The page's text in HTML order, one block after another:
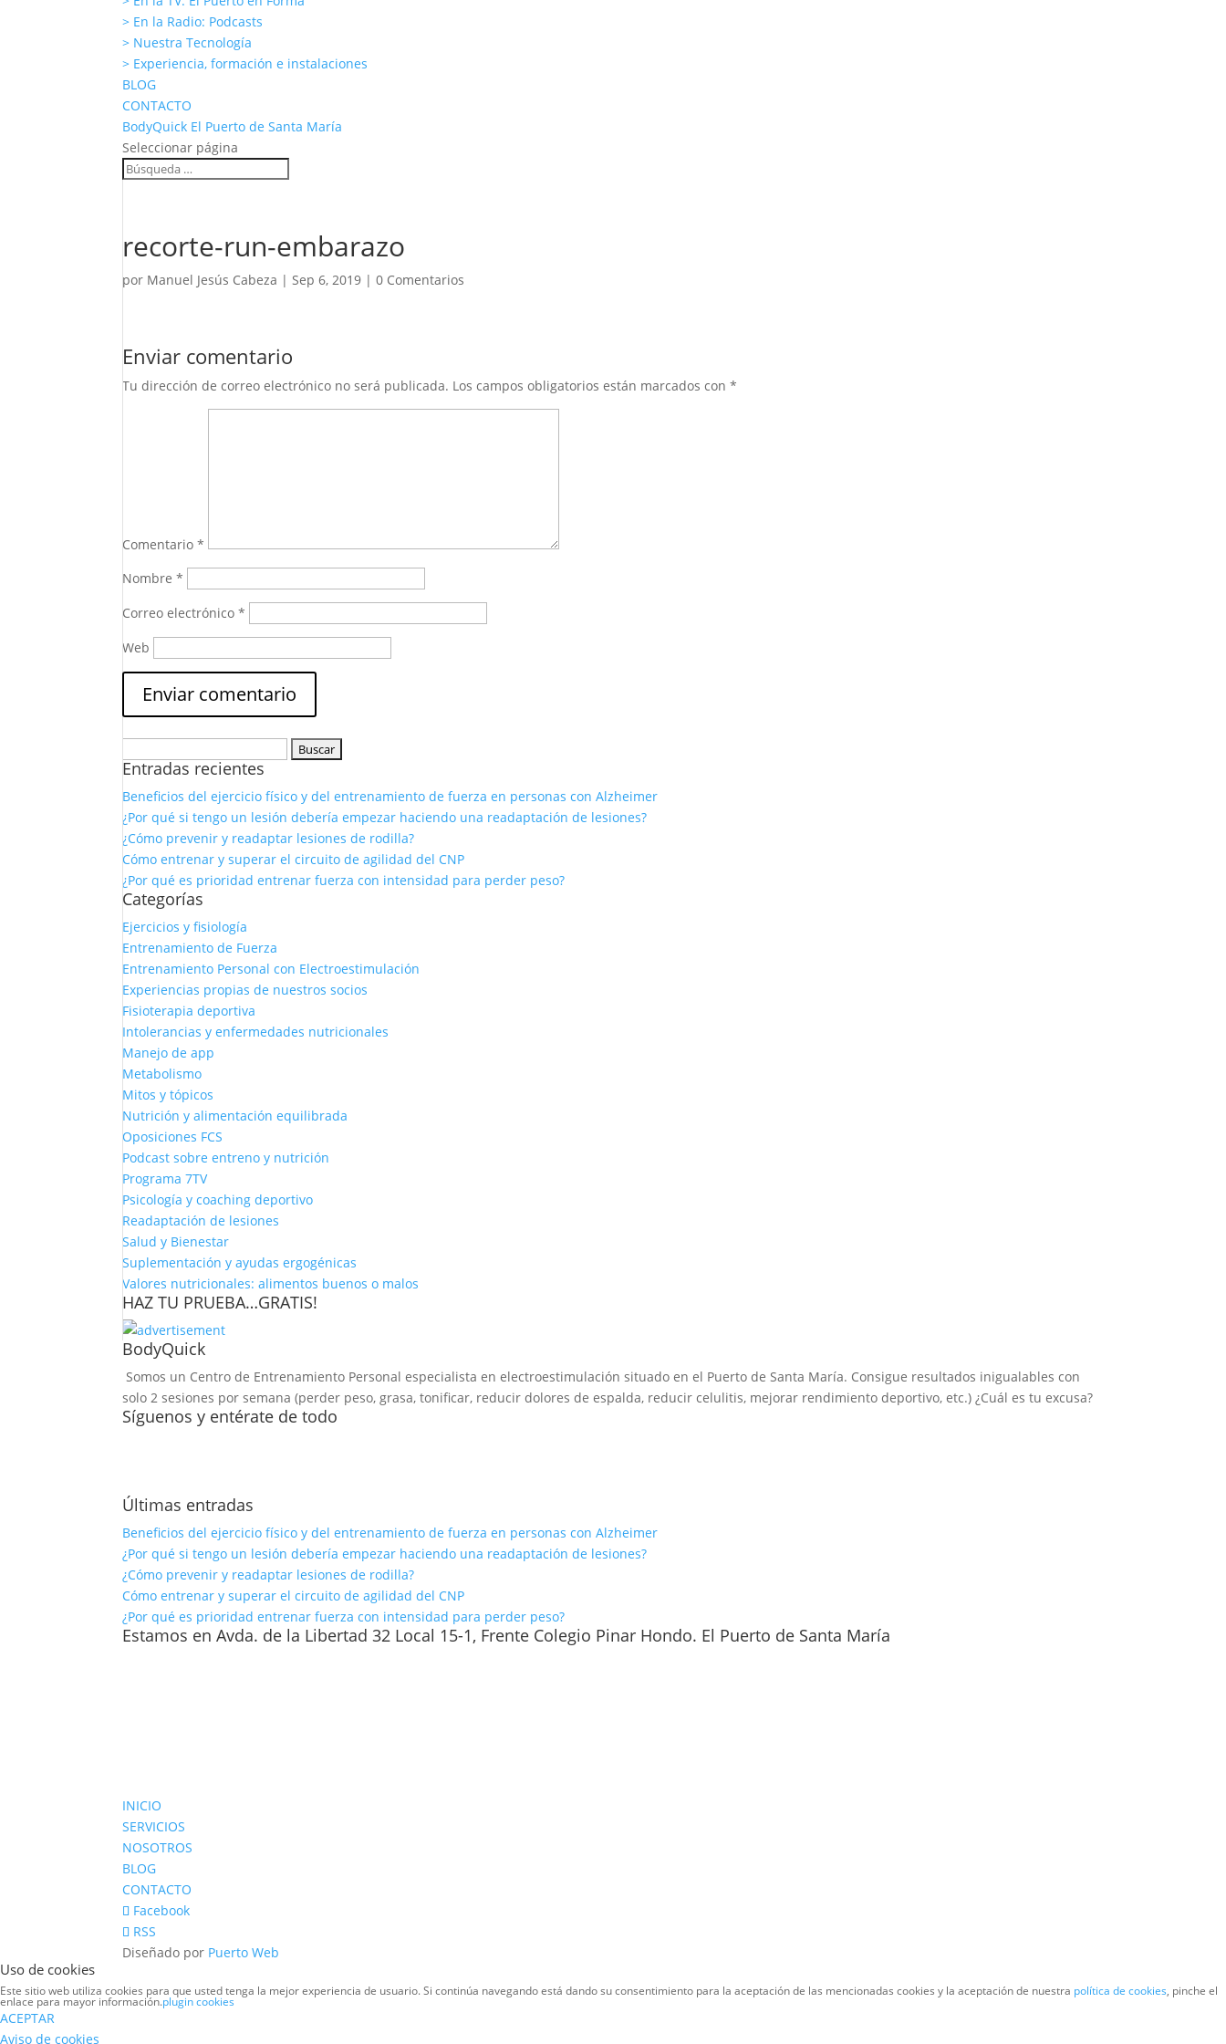
> En la Radio: Podcasts
> Nuestra Tecnología
> Experiencia, formación e instalaciones
BLOG
CONTACTO
BodyQuick El Puerto de Santa María
Seleccionar página
recorte-run-embarazo
por Manuel Jesús Cabeza |Sep 6, 2019 |0 Comentarios
Enviar comentario
Tu dirección de correo electrónico no será publicada. Los campos obligatorios están marcados con*
Comentario*
Nombre*
Correo electrónico*
Web
Entradas recientes
Beneficios del ejercicio físico y del entrenamiento de fuerza en personas con Alzheimer
¿Por qué si tengo un lesión debería empezar haciendo una readaptación de lesiones?
¿Cómo prevenir y readaptar lesiones de rodilla?
Cómo entrenar y superar el circuito de agilidad del CNP
¿Por qué es prioridad entrenar fuerza con intensidad para perder peso?
Categorías
Ejercicios y fisiología
Entrenamiento de Fuerza
Entrenamiento Personal con Electroestimulación
Experiencias propias de nuestros socios
Fisioterapia deportiva
Intolerancias y enfermedades nutricionales
Manejo de app
Metabolismo
Mitos y tópicos
Nutrición y alimentación equilibrada
Oposiciones FCS
Podcast sobre entreno y nutrición
Programa 7TV
Psicología y coaching deportivo
Readaptación de lesiones
Salud y Bienestar
Suplementación y ayudas ergogénicas
Valores nutricionales: alimentos buenos o malos
HAZ TU PRUEBA…GRATIS!
BodyQuick
Somos un Centro de Entrenamiento Personal especialista en electroestimulación situado en el Puerto de Santa María. Consigue resultados inigualables con
solo 2 sesiones por semana (perder peso, grasa, tonificar, reducir dolores de espalda, reducir celulitis, mejorar rendimiento deportivo, etc.) ¿Cuál es tu excusa?
Síguenos y entérate de todo
Últimas entradas
Beneficios del ejercicio físico y del entrenamiento de fuerza en personas con Alzheimer
¿Por qué si tengo un lesión debería empezar haciendo una readaptación de lesiones?
¿Cómo prevenir y readaptar lesiones de rodilla?
Cómo entrenar y superar el circuito de agilidad del CNP
¿Por qué es prioridad entrenar fuerza con intensidad para perder peso?
Estamos en Avda. de la Libertad 32 Local 15-1, Frente Colegio Pinar Hondo. El Puerto de Santa María
INICIO
SERVICIOS
NOSOTROS
BLOG
CONTACTO
Facebook
RSS
Diseñado por Puerto Web
Uso de cookies
Este sitio web utiliza cookies para que usted tenga la mejor experiencia de usuario. Si continúa navegando está dando su consentimiento para la aceptación de las mencionadas cookies y la aceptación de nuestra política de cookies, pinche el
enlace para mayor información.plugin cookies
ACEPTAR
Aviso de cookies